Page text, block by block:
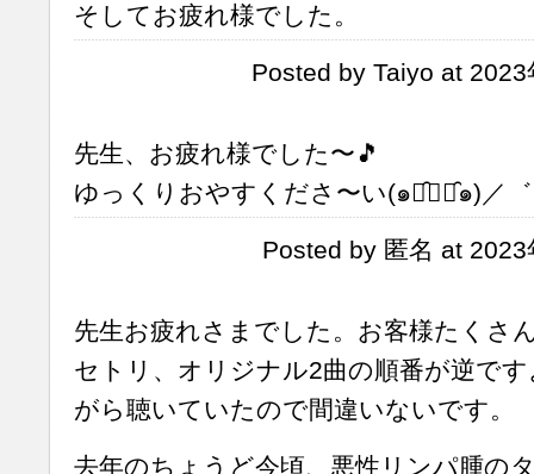
そしてお疲れ様でした。
Posted by Taiyo at
先生、お疲れ様でした〜🎵
ゆっくりおやすくださ〜い(๑･̑◡･̑๑)／゛
Posted by 匿名 at
先生お疲れさまでした。お客様たくさ
セトリ、オリジナル2曲の順番が逆で
がら聴いていたので間違いないです。
去年のちょうど今頃、悪性リンパ腫の